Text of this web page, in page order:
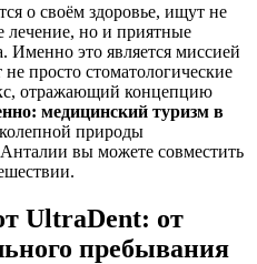
о своём здоровье, ищут не
лечение, но и приятные
Именно это является миссией
просто стоматологические
отражающий концепцию
медицинский туризм в
природы
вы можете совместить
UltraDent: от
пребывания